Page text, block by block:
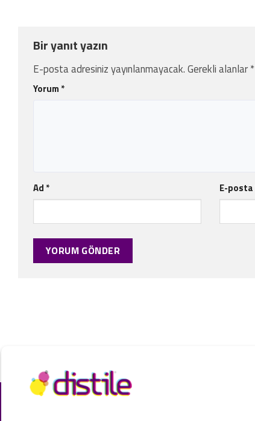
Bir yanıt yazın
E-posta adresiniz yayınlanmayacak.Gerekli alanlar*
Yorum *
Ad * E-posta